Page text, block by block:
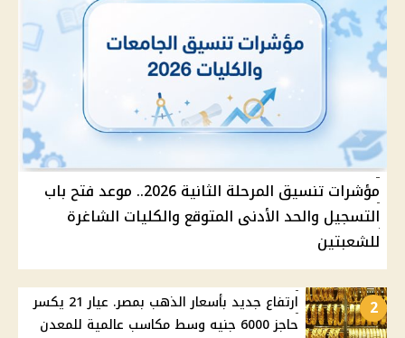
مؤشرات تنسيق المرحلة الثانية 2026.. موعد فتح باب
التسجيل والحد الأدنى المتوقع والكليات الشاغرة
للشعبتين
2
ارتفاع جديد بأسعار الذهب بمصر. عيار 21 يكسر
حاجز 6000 جنيه وسط مكاسب عالمية للمعدن